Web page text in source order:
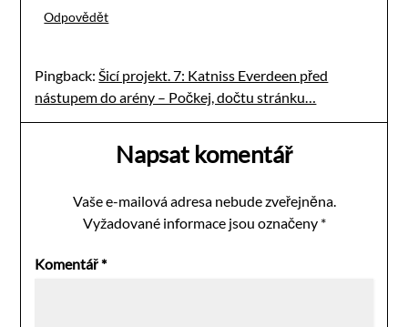
Odpovědět
Pingback: Šicí projekt. 7: Katniss Everdeen před
nástupem do arény – Počkej, dočtu stránku…
Napsat komentář
Vaše e-mailová adresa nebude zveřejněna.
Vyžadované informace jsou označeny *
Komentář*